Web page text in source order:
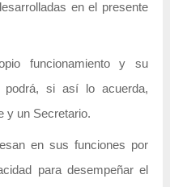
en el presente
funcionamiento y su
podrá, si así lo acuerda,
y un Secretario.
en sus funciones por
para desempeñar el